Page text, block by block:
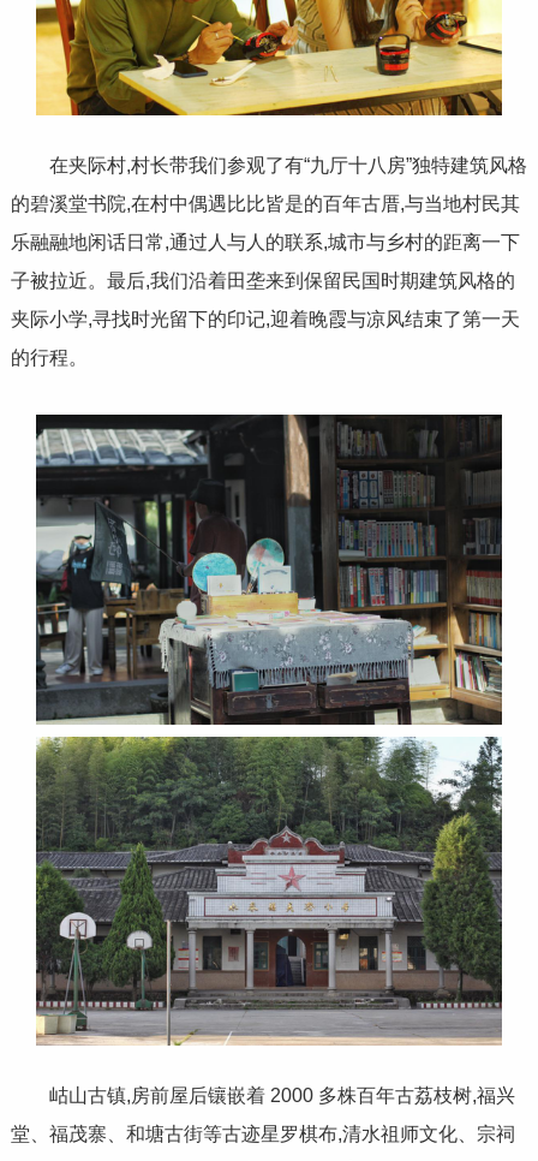
在夹际村,村长带我们参观了有“九厅十八房”独特建筑风格
的碧溪堂书院,在村中偶遇比比皆是的百年古厝,与当地村民其
乐融融地闲话日常,通过人与人的联系,城市与乡村的距离一下
子被拉近。最后,我们沿着田垄来到保留民国时期建筑风格的
夹际小学,寻找时光留下的印记,迎着晚霞与凉风结束了第一天
的行程。
岵山古镇,房前屋后镶嵌着 2000 多株百年古荔枝树,福兴
堂、福茂寨、和塘古街等古迹星罗棋布,清水祖师文化、宗祠